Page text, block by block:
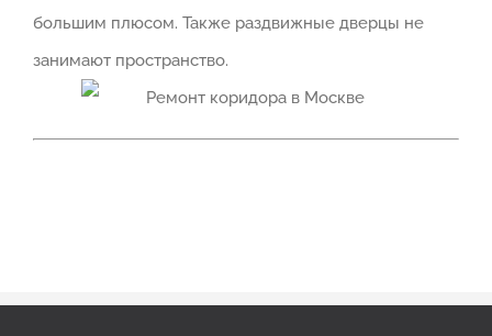
большим плюсом. Также раздвижные дверцы не
занимают пространство.